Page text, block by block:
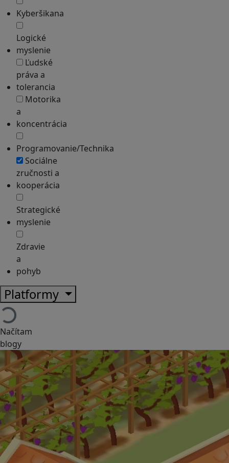
Kyberšikana
Logické
myslenie
Ľudské
práva a
tolerancia
Motorika
a
koncentrácia
Programovanie/Technika
Sociálne
zručnosti a
kooperácia
Strategické
myslenie
Zdravie
a
pohyb
Platformy
Načítam
blogy